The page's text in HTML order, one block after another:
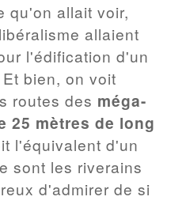
qu'on allait voir,
allaient
l'édification d'un
bien, on voit
routes des méga-
25 mètres de long
l'équivalent d'un
sont les riverains
d'admirer de si